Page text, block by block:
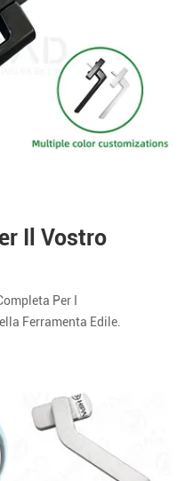
Il Vostro
Per I
Ferramenta Edile.